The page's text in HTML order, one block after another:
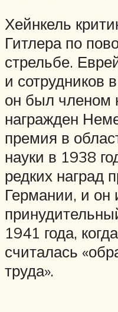
Хейнкель
Гитлера по
стрельбе.
и сотрудников
он был членом
награжден
премия в
науки в 1938
редких наград
Германии, и он
1941 года,
считалась
труда».